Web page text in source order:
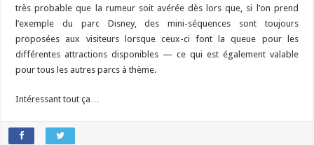
très probable que la rumeur soit avérée dès lors que, si l’on prend
l’exemple du parc Disney, des mini-séquences sont toujours
proposées aux visiteurs lorsque ceux-ci font la queue pour les
différentes attractions disponibles — ce qui est également valable
pour tous les autres parcs à thème.
Intéressant tout ça…